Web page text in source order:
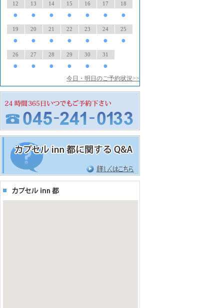
12
●
13
●
14
●
15
●
16
●
17
●
18
●
19
●
20
●
21
●
22
●
23
●
24
●
25
●
26
●
27
●
28
●
29
●
30
●
31
●
今日・明日のご予約状況>>